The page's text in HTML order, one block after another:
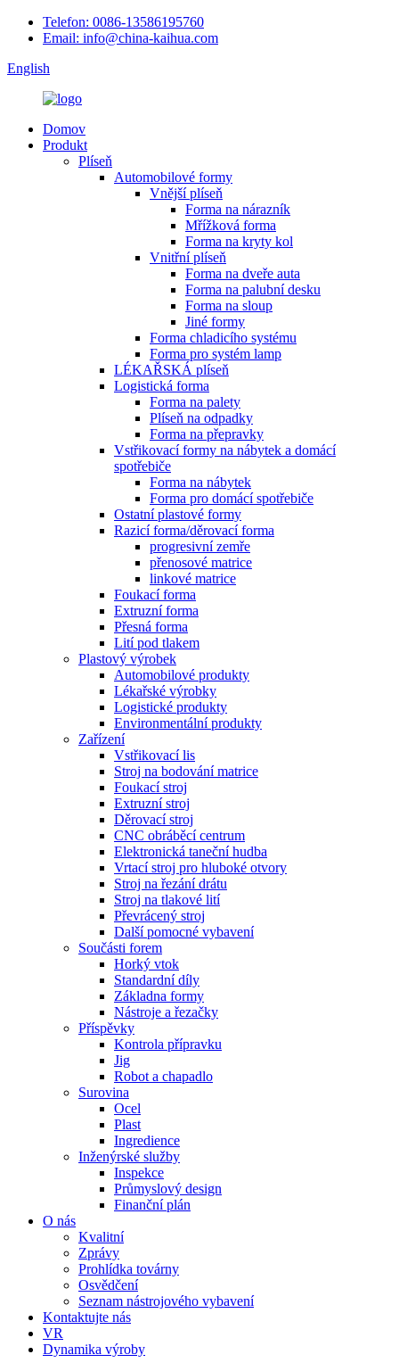
Telefon: 0086-13586195760
Email: info@china-kaihua.com
English
Domov
Produkt
Plíseň
Automobilové formy
Vnější plíseň
Forma na nárazník
Mřížková forma
Forma na kryty kol
Vnitřní plíseň
Forma na dveře auta
Forma na palubní desku
Forma na sloup
Jiné formy
Forma chladicího systému
Forma pro systém lamp
LÉKAŘSKÁ plíseň
Logistická forma
Forma na palety
Plíseň na odpadky
Forma na přepravky
Vstřikovací formy na nábytek a domácí
spotřebiče
Forma na nábytek
Forma pro domácí spotřebiče
Ostatní plastové formy
Razicí forma/děrovací forma
progresivní zemře
přenosové matrice
linkové matrice
Foukací forma
Extruzní forma
Přesná forma
Lití pod tlakem
Plastový výrobek
Automobilové produkty
Lékařské výrobky
Logistické produkty
Environmentální produkty
Zařízení
Vstřikovací lis
Stroj na bodování matrice
Foukací stroj
Extruzní stroj
Děrovací stroj
CNC obráběcí centrum
Elektronická taneční hudba
Vrtací stroj pro hluboké otvory
Stroj na řezání drátu
Stroj na tlakové lití
Převrácený stroj
Další pomocné vybavení
Součásti forem
Horký vtok
Standardní díly
Základna formy
Nástroje a řezačky
Příspěvky
Kontrola přípravku
Jig
Robot a chapadlo
Surovina
Ocel
Plast
Ingredience
Inženýrské služby
Inspekce
Průmyslový design
Finanční plán
O nás
Kvalitní
Zprávy
Prohlídka továrny
Osvědčení
Seznam nástrojového vybavení
Kontaktujte nás
VR
Dynamika výroby